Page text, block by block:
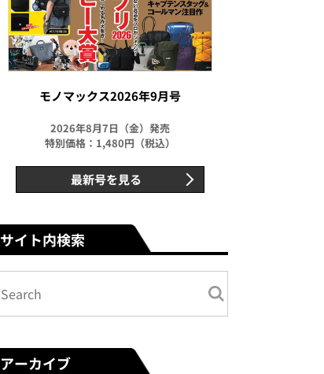
モノマックス2026年9月号
2026年8月7日（金）発売
特別価格：1,480円（税込）
最新号を見る
サイト内検索
アーカイブ